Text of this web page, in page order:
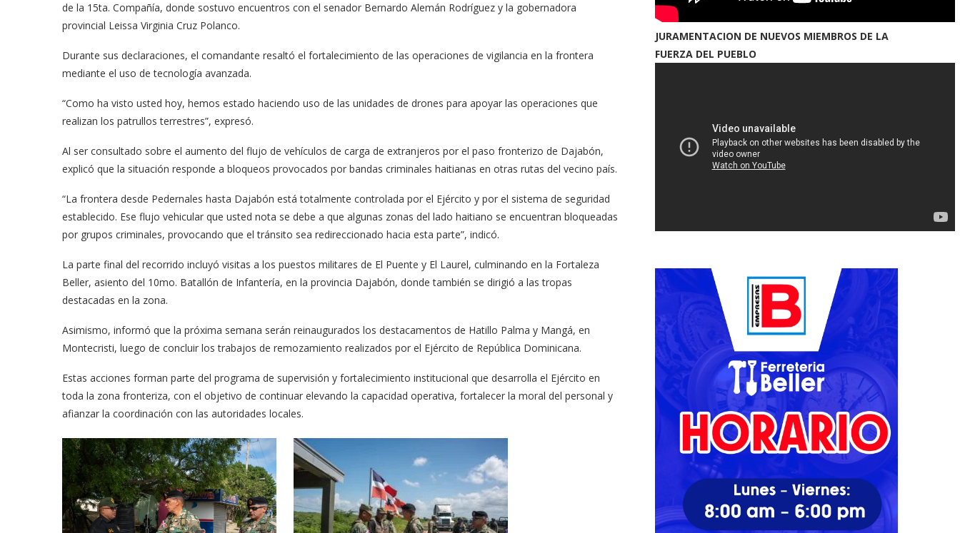
de la 15ta. Compañía, donde sostuvo encuentros con el senador Bernardo Alemán Rodríguez y la gobernadora
provincial Leissa Virginia Cruz Polanco.
Durante sus declaraciones, el comandante resaltó el fortalecimiento de las operaciones de vigilancia en la frontera
mediante el uso de tecnología avanzada.
“Como ha visto usted hoy, hemos estado haciendo uso de las unidades de drones para apoyar las operaciones que
realizan los patrullos terrestres”, expresó.
Al ser consultado sobre el aumento del flujo de vehículos de carga de extranjeros por el paso fronterizo de Dajabón,
explicó que la situación responde a bloqueos provocados por bandas criminales haitianas en otras rutas del vecino país.
“La frontera desde Pedernales hasta Dajabón está totalmente controlada por el Ejército y por el sistema de seguridad
establecido. Ese flujo vehicular que usted nota se debe a que algunas zonas del lado haitiano se encuentran bloqueadas
por grupos criminales, provocando que el tránsito sea redireccionado hacia esta parte”, indicó.
La parte final del recorrido incluyó visitas a los puestos militares de El Puente y El Laurel, culminando en la Fortaleza
Beller, asiento del 10mo. Batallón de Infantería, en la provincia Dajabón, donde también se dirigió a las tropas
destacadas en la zona.
Asimismo, informó que la próxima semana serán reinaugurados los destacamentos de Hatillo Palma y Mangá, en
Montecristi, luego de concluir los trabajos de remozamiento realizados por el Ejército de República Dominicana.
Estas acciones forman parte del programa de supervisión y fortalecimiento institucional que desarrolla el Ejército en
toda la zona fronteriza, con el objetivo de continuar elevando la capacidad operativa, fortalecer la moral del personal y
afianzar la coordinación con las autoridades locales.
JURAMENTACION DE NUEVOS MIEMBROS DE LA
FUERZA DEL PUEBLO